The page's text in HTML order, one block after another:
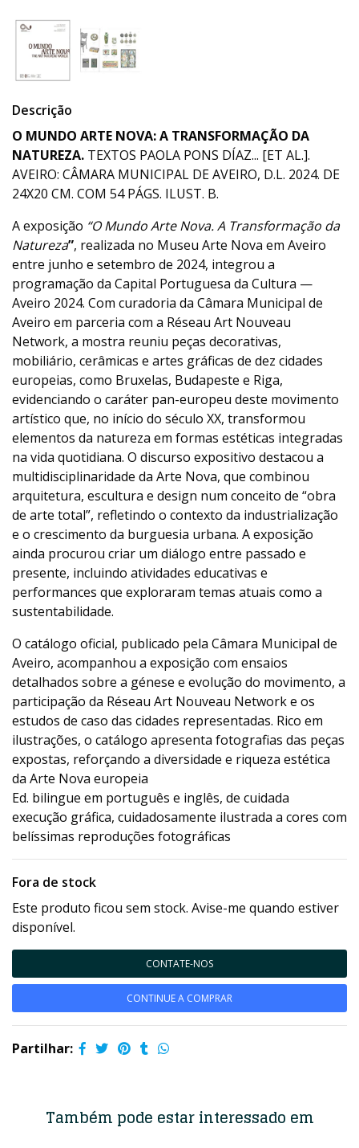
Descrição
O MUNDO ARTE NOVA: A TRANSFORMAÇÃO DA
NATUREZA. TEXTOS PAOLA PONS DÍAZ... [ET AL.].
AVEIRO: CÂMARA MUNICIPAL DE AVEIRO, D.L. 2024. DE
24X20 CM. COM 54 PÁGS. ILUST. B.
A exposição “O Mundo Arte Nova. A Transformação da
Natureza”, realizada no Museu Arte Nova em Aveiro
entre junho e setembro de 2024, integrou a
programação da Capital Portuguesa da Cultura —
Aveiro 2024. Com curadoria da Câmara Municipal de
Aveiro em parceria com a Réseau Art Nouveau
Network, a mostra reuniu peças decorativas,
mobiliário, cerâmicas e artes gráficas de dez cidades
europeias, como Bruxelas, Budapeste e Riga,
evidenciando o caráter pan-europeu deste movimento
artístico que, no início do século XX, transformou
elementos da natureza em formas estéticas integradas
na vida quotidiana. O discurso expositivo destacou a
multidisciplinaridade da Arte Nova, que combinou
arquitetura, escultura e design num conceito de “obra
de arte total”, refletindo o contexto da industrialização
e o crescimento da burguesia urbana. A exposição
ainda procurou criar um diálogo entre passado e
presente, incluindo atividades educativas e
performances que exploraram temas atuais como a
sustentabilidade.
O catálogo oficial, publicado pela Câmara Municipal de
Aveiro, acompanhou a exposição com ensaios
detalhados sobre a génese e evolução do movimento, a
participação da Réseau Art Nouveau Network e os
estudos de caso das cidades representadas. Rico em
ilustrações, o catálogo apresenta fotografias das peças
expostas, reforçando a diversidade e riqueza estética
da Arte Nova europeia
Ed. bilingue em português e inglês, de cuidada
execução gráfica, cuidadosamente ilustrada a cores com
belíssimas reproduções fotográficas
Fora de stock
Este produto ficou sem stock. Avise-me quando estiver
disponível.
CONTATE-NOS
CONTINUE A COMPRAR
Partilhar:
Também pode estar interessado em